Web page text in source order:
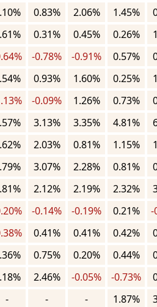
0.83% 2.06% 1.45%
0.31% 0.45% 0.26%
-0.78% -0.91% 0.57%
0.93% 1.60% 0.25%
-0.09% 1.26% 0.73%
3.13% 3.35% 4.81%
2.03% 0.81% 1.15%
3.07% 2.28% 0.81%
2.12% 2.19% 2.32%
-0.14% -0.19% 0.21%
-
0.41% 0.41% 0.42%
0.75% 0.20% 0.44%
2.46% -0.05% -0.73%
- - - 1.87%